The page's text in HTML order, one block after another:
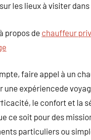
les lieux à visiter
propos de chauffeur
faire appel à un
une expériencede
le confort et la
ce soit pour des
particuliers ou